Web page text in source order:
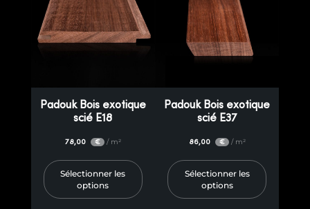
Padouk Bois exotique
scié E18
78,00 € / m²
Sélectionner les
options
Padouk Bois exotique
scié E37
86,00 € / m²
Sélectionner les
options